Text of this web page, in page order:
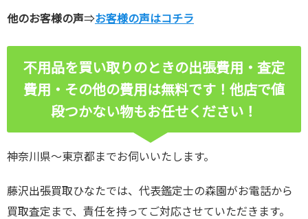
他のお客様の声⇒お客様の声はコチラ
不用品を買い取りのときの出張費用・査定
費用・その他の費用は無料です！他店で値
段つかない物もお任せください！
神奈川県～東京都までお伺いいたします。
藤沢出張買取ひなたでは、代表鑑定士の森園がお電話から
買取査定まで、責任を持ってご対応させていただきます。